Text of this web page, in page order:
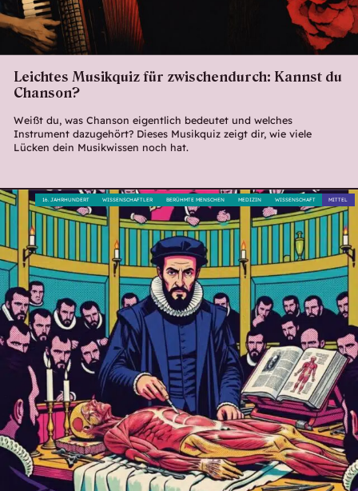
Leichtes Musikquiz für zwischendurch: Kannst du
Chanson?
Weißt du, was Chanson eigentlich bedeutet und welches
Instrument dazugehört? Dieses Musikquiz zeigt dir, wie viele
Lücken dein Musikwissen noch hat.
MITTEL
WISSENSCHAFT
MEDIZIN
BERÜHMTE MENSCHEN
WISSENSCHAFTLER
16. JAHRHUNDERT